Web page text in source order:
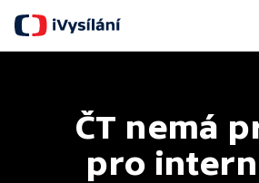
ČT nemá
pro